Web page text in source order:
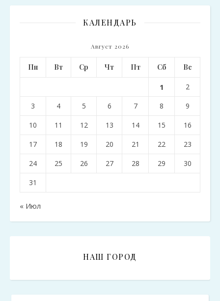
КАЛЕНДАРЬ
Август 2026
Пн Вт Ср Чт Пт Сб Вс
1 2
3 4 5 6 7 8 9
10 11 12 13 14 15 16
17 18 19 20 21 22 23
24 25 26 27 28 29 30
31
« Июл
НАШ ГОРОД